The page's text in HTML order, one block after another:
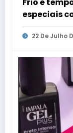
especiais
22 De Julho